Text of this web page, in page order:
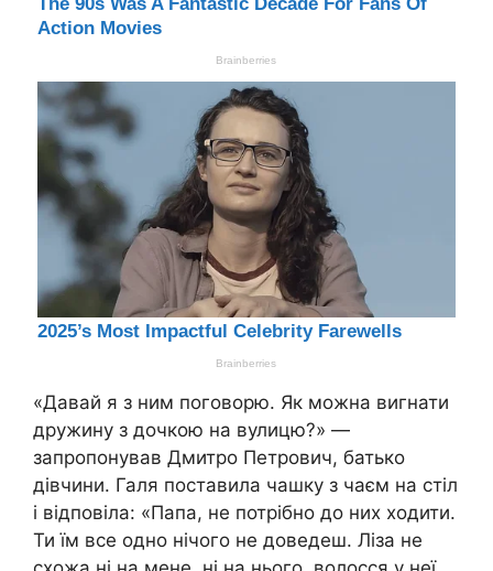
«Давай я з ним поговорю. Як можна вигнати
дружину з дочкою на вулицю?» —
запропонував Дмитро Петрович, батько
дівчини. Галя поставила чашку з чаєм на стіл
і відповіла: «Папа, не потрібно до них ходити.
Ти їм все одно нічого не доведеш. Ліза не